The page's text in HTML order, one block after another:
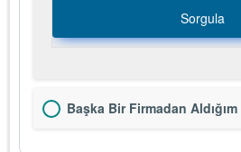
Sorgula
Başka Bir Firmadan